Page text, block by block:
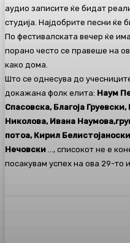
аудио записите ќе бидат
студија. Најдобрите песни ќе
По фестивалската вечер ќе
порано често се правеше на
како дома.
Што се однесува до
докажана фолк елита: Наум
Спасовска, Благоја
Николова, Ивана
потоа, Кирил
Нечовски …, списокот не е
посакувам успех на ова 29-то